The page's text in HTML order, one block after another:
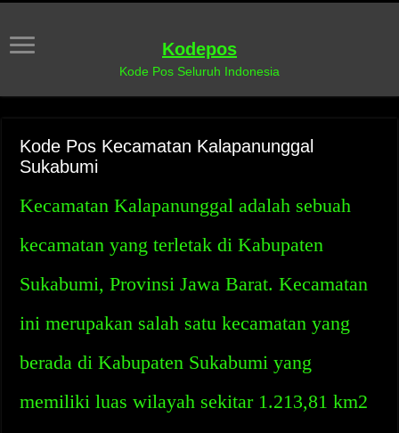
Kodepos
Kode Pos Seluruh Indonesia
Kode Pos Kecamatan Kalapanunggal
Sukabumi
Kecamatan Kalapanunggal adalah sebuah
kecamatan yang terletak di Kabupaten
Sukabumi, Provinsi Jawa Barat. Kecamatan
ini merupakan salah satu kecamatan yang
berada di Kabupaten Sukabumi yang
memiliki luas wilayah sekitar 1.213,81 km2